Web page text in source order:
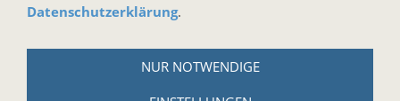
Harmonika-Haus
Markus Brand
Reuth bei Kastl 17
Datenschutzerklärung.
NUR NOTWENDIGE